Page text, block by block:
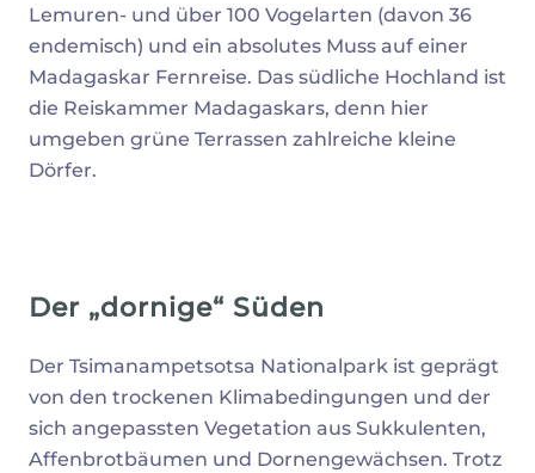
Lemuren- und über 100 Vogelarten (davon 36
endemisch) und ein absolutes Muss auf einer
Madagaskar Fernreise. Das südliche Hochland ist
die Reiskammer Madagaskars, denn hier
umgeben grüne Terrassen zahlreiche kleine
Dörfer.
Der „dornige“ Süden
Der Tsimanampetsotsa Nationalpark ist geprägt
von den trockenen Klimabedingungen und der
sich angepassten Vegetation aus Sukkulenten,
Affenbrotbäumen und Dornengewächsen. Trotz